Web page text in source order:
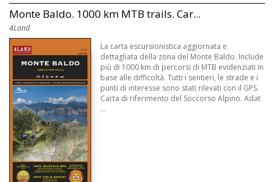
Monte Baldo. 1000 km MTB trails. Car...
4Land
La carta escursionistica aggiornata e
dettagliata della zona del Monte Baldo. Include
più di 1000 km di percorsi di MTB evidenziati in
base alle difficoltà. Tutti i sentieri, le strade e i
punti di interesse sono stati rilevati con il GPS.
Carta di riferimento del Soccorso Alpino. Adat
...